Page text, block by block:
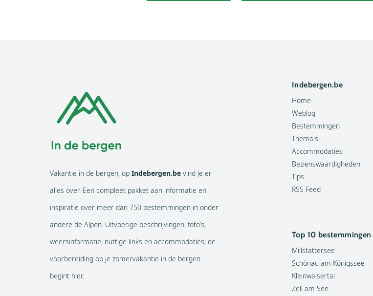
Vakantie in de bergen, op Indebergen.be vind je er
alles over. Een compleet pakket aan informatie en
inspiratie over meer dan 750 bestemmingen in onder
andere de Alpen. Uitvoerige beschrijvingen, foto’s,
weersinformatie, nuttige links en accommodaties; de
voorbereiding op je zomervakantie in de bergen
begint hier.
Indebergen.be
Home
Weblog
Bestemmingen
Thema's
Accommodaties
Bezienswaardigheden
Tips
RSS Feed
Top 10 bestemmingen
Millstättersee
Schönau am Königssee
Kleinwalsertal
Zell am See